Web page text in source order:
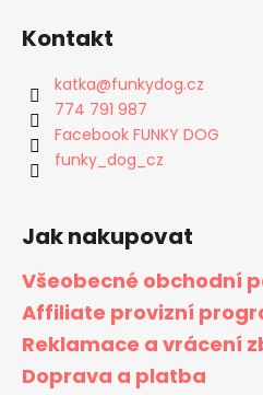
Kontakt
katka@funkydog.cz
774 791 987
Facebook FUNKY DOG
funky_dog_cz
Jak nakupovat
Všeobecné obchodní
Affiliate provizní
Reklamace a vrácení
Doprava a platba